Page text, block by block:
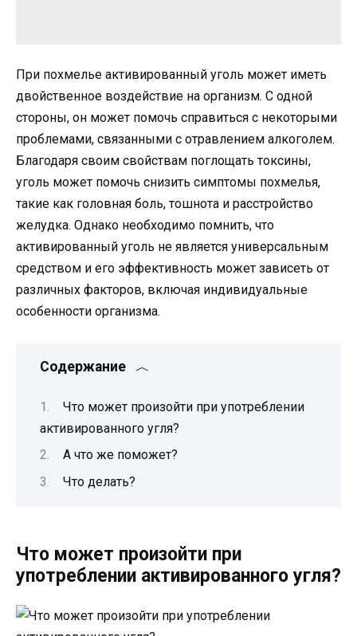
При похмелье активированный уголь может иметь
двойственное воздействие на организм. С одной
стороны, он может помочь справиться с некоторыми
проблемами, связанными с отравлением алкоголем.
Благодаря своим свойствам поглощать токсины,
уголь может помочь снизить симптомы похмелья,
такие как головная боль, тошнота и расстройство
желудка. Однако необходимо помнить, что
активированный уголь не является универсальным
средством и его эффективность может зависеть от
различных факторов, включая индивидуальные
особенности организма.
Содержание
Что может произойти при употреблении
активированного угля?
А что же поможет?
Что делать?
Что может произойти при
употреблении активированного угля?